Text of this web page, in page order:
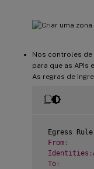
Nos controles de
para que as APIs
As regras de
Egress Rule
From :
Identities :
To :